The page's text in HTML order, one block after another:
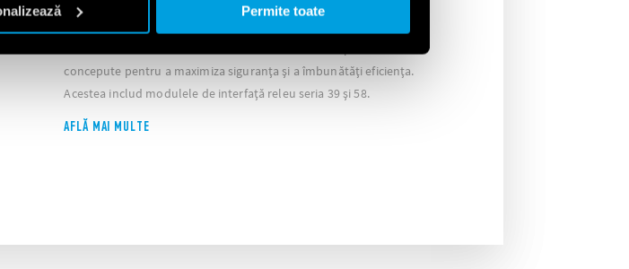
Permite toate
concepute pentru a maximiza siguranța și a îmbunătăți eficiența.
Acestea includ modulele de interfață releu seria 39 și 58.
AFLĂ MAI MULTE